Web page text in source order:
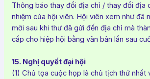
Thông báo thay đổi địa chỉ / thay đổi địa
nhiệm của hội viên. Hội viên xem như đã
mời sau khi thư đã gửi đến địa chỉ mà
cấp cho hiệp hội bằng văn bản lần sau
15. Nghị quyết đại hội
(1) Chủ tọa cuộc họp là chủ tịch thứ nhất